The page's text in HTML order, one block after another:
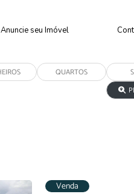
Anuncie seu Imóvel
Venda